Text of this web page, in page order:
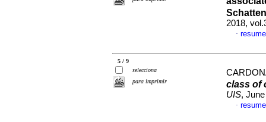
2018,
·
5 / 9
selecciona
para imprimir
class of
UIS,
·